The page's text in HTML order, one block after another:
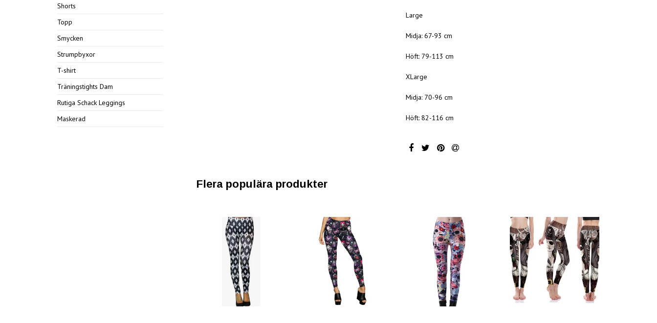
Shorts
Topp
Smycken
Strumpbyxor
T-shirt
Träningstights Dam
Rutiga Schack Leggings
Maskerad
Large
Midja: 67-93 cm
Höft: 79-113 cm
XLarge
Midja: 70-96 cm
Höft: 82-116 cm
Flera populära produkter